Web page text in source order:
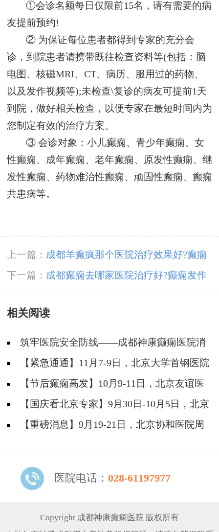
①会诊名额每日仅限前15名，请有需要的病
友提前预约!
② 为保证每位患者都得到专家的充分会
诊，到院患者请携带既往检查资料等(包括：脑
电图、核磁MRI、CT、病历、服用过的药物、
以及发作视频等);未检查\复诊的病友可提前1天
到院，做好相关检查，以便专家在最短时间内为
您制定有效的治疗方案。
③ 会诊对象：小儿癫痫、青少年癫痫、女
性癫痫、成年癫痫、老年癫痫、原发性癫痫、继
发性癫痫、药物难治性癫痫、顽固性癫痫、癫痫
共患病等。
上一篇： 成都羊癫疯那个医院治疗效果好?癫痫
孕妇在生活中要注意什么?
下一篇： 成都癫痫去哪家医院治疗好?癫痫发作
的症状有哪些?
相关阅读
筑牢医院安全防线——成都神康癫痫医院消
防安全培训纪实
【紧急通通】11月7-9日，北京大学首钢医院
神经内科胡颖教授亲临成都会诊，破解癫痫疑难
【节后癫痫高发】10月9-11日，北京友谊医
院陈葵博士免费会诊+治疗援助，破解癫痫难
题！
【国庆看北京专家】9月30日-10月5日，北京
天坛&首钢医院两大专家蓉城亲诊+癫痫大额救
【重磅消息】9月19-21日，北京协和医院周
线！
医院电话： 028-61197977
Copyright 成都神康癫痫医院 版权所有